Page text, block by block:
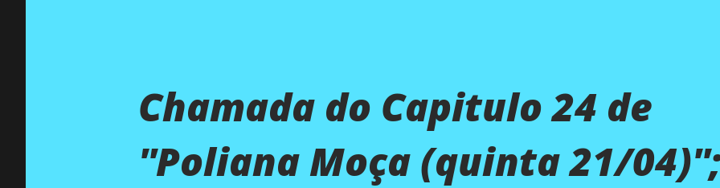
Chamada do Capitulo 24 de
''Poliana Moça (quinta 21/